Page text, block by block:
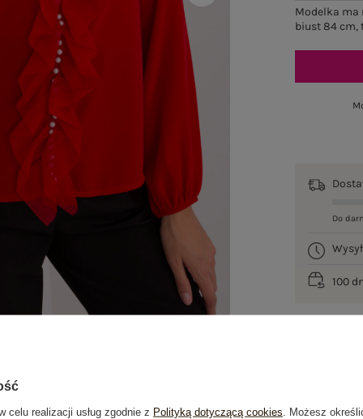
Modelka ma
biust 84 cm,
Do
100
celu realizacji usług zgodnie z Polityką dotyczącą cookies . Możesz